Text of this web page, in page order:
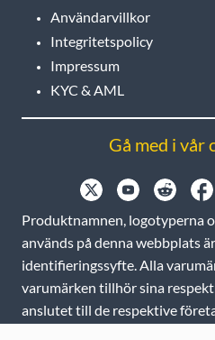
Användarvillkor
Integritetspolicy
Impressum
KYC & AML
Gå med i vår
Produktnamnen, logotyperna
används på denna webbplats
identifieringssyfte. Alla
varumärken tillhör sina
anslutet till de respektive